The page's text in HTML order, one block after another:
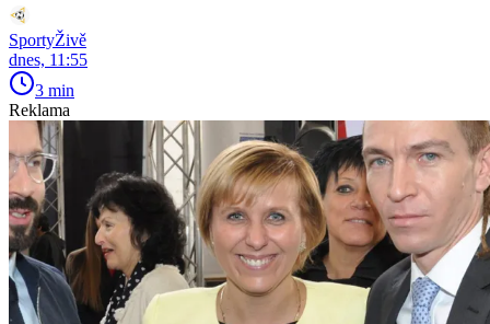
SportyŽivě
dnes, 11:55
3 min
Reklama